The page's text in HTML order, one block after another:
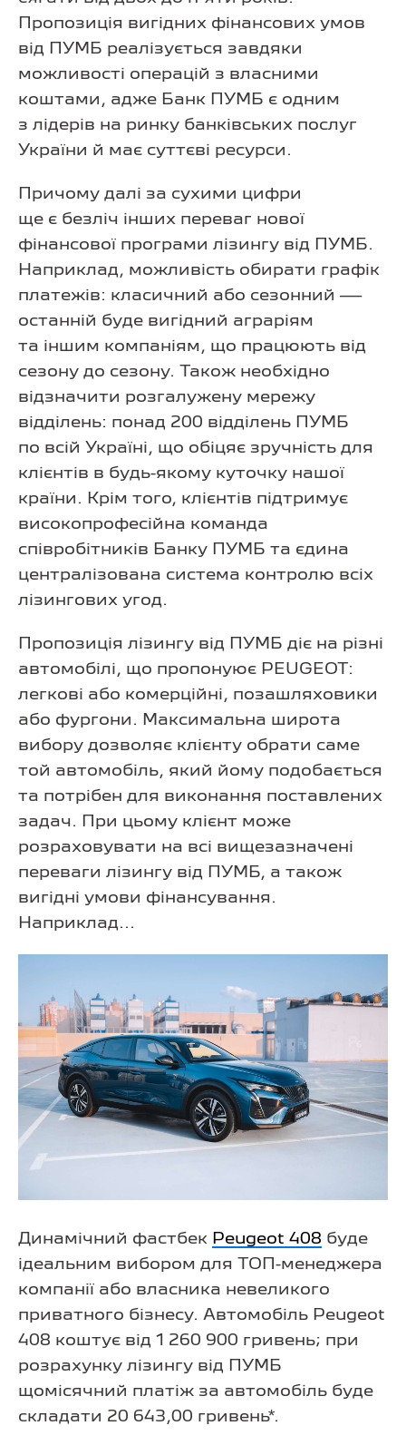
Пропозиція вигідних фінансових умов
від ПУМБ реалізується завдяки
можливості операцій з власними
коштами, адже Банк ПУМБ є одним
з лідерів на ринку банківських послуг
України й має суттєві ресурси.
Причому далі за сухими цифри
ще є безліч інших переваг нової
фінансової програми лізингу від ПУМБ.
Наприклад, можливість обирати графік
платежів: класичний або сезонний —
останній буде вигідний аграріям
та іншим компаніям, що працюють від
сезону до сезону. Також необхідно
відзначити розгалужену мережу
відділень: понад 200 відділень ПУМБ
по всій Україні, що обіцяє зручність для
клієнтів в будь-якому куточку нашої
країни. Крім того, клієнтів підтримує
високопрофесійна команда
співробітників Банку ПУМБ та єдина
централізована система контролю всіх
лізингових угод.
Пропозиція лізингу від ПУМБ діє на різні
автомобілі, що пропонуює PEUGEOT:
легкові або комерційні, позашляховики
або фургони. Максимальна широта
вибору дозволяє клієнту обрати саме
той автомобіль, який йому подобається
та потрібен для виконання поставлених
задач. При цьому клієнт може
розраховувати на всі вищезазначені
переваги лізингу від ПУМБ, а також
вигідні умови фінансування.
Наприклад...
Динамічний фастбек Peugeot 408 буде
ідеальним вибором для ТОП-менеджера
компанії або власника невеликого
приватного бізнесу. Автомобіль Peugeot
408 коштує від 1 260 900 гривень; при
розрахунку лізингу від ПУМБ
щомісячний платіж за автомобіль буде
складати 20 643,00 гривень*.